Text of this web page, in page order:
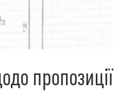
пропозиції